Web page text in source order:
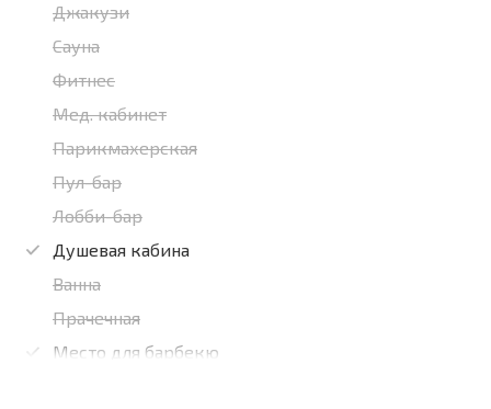
Джакузи
Сауна
Фитнес
Мед. кабинет
Парикмахерская
Пул-бар
Лобби-бар
Душевая кабина
Ванна
Прачечная
Место для барбекю